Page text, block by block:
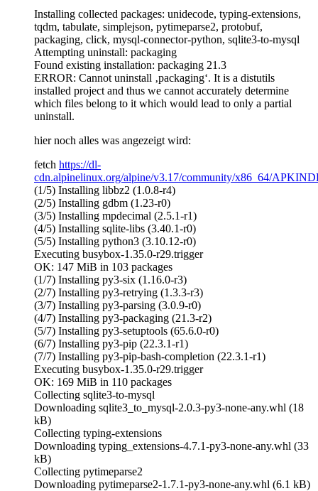
Installing collected packages: unidecode, typing-extensions,
tqdm, tabulate, simplejson, pytimeparse2, protobuf,
packaging, click, mysql-connector-python, sqlite3-to-mysql
Attempting uninstall: packaging
Found existing installation: packaging 21.3
ERROR: Cannot uninstall ‚packaging‘. It is a distutils
installed project and thus we cannot accurately determine
which files belong to it which would lead to only a partial
uninstall.
hier noch alles was angezeigt wird:
fetch https://dl-
cdn.alpinelinux.org/alpine/v3.17/community/x86_64/
(1/5) Installing libbz2 (1.0.8-r4)
(2/5) Installing gdbm (1.23-r0)
(3/5) Installing mpdecimal (2.5.1-r1)
(4/5) Installing sqlite-libs (3.40.1-r0)
(5/5) Installing python3 (3.10.12-r0)
Executing busybox-1.35.0-r29.trigger
OK: 147 MiB in 103 packages
(1/7) Installing py3-six (1.16.0-r3)
(2/7) Installing py3-retrying (1.3.3-r3)
(3/7) Installing py3-parsing (3.0.9-r0)
(4/7) Installing py3-packaging (21.3-r2)
(5/7) Installing py3-setuptools (65.6.0-r0)
(6/7) Installing py3-pip (22.3.1-r1)
(7/7) Installing py3-pip-bash-completion (22.3.1-r1)
Executing busybox-1.35.0-r29.trigger
OK: 169 MiB in 110 packages
Collecting sqlite3-to-mysql
Downloading sqlite3_to_mysql-2.0.3-py3-none-any.whl (18
kB)
Collecting typing-extensions
Downloading typing_extensions-4.7.1-py3-none-any.whl (33
kB)
Collecting pytimeparse2
Downloading pytimeparse2-1.7.1-py3-none-any.whl (6.1 kB)